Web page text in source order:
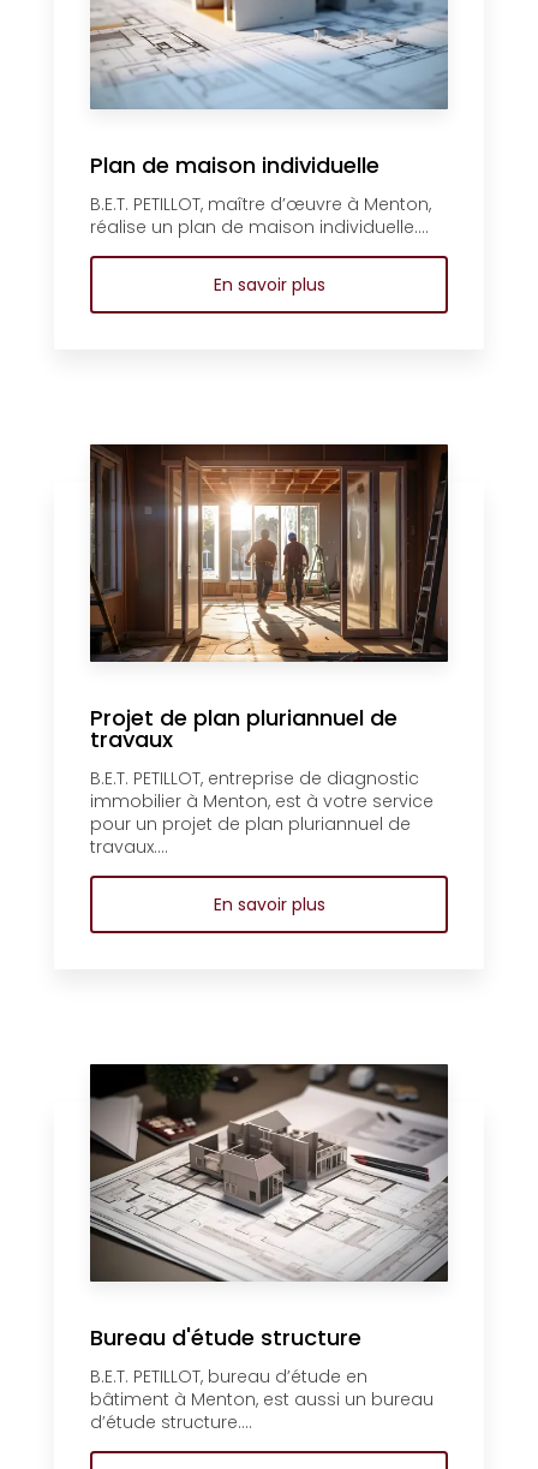
Plan de maison individuelle
B.E.T. PETILLOT, maître d’œuvre à Menton,
réalise un plan de maison individuelle....
En savoir plus
Projet de plan pluriannuel de
travaux
B.E.T. PETILLOT, entreprise de diagnostic
immobilier à Menton, est à votre service
pour un projet de plan pluriannuel de
travaux....
En savoir plus
Bureau d'étude structure
B.E.T. PETILLOT, bureau d’étude en
bâtiment à Menton, est aussi un bureau
d’étude structure....